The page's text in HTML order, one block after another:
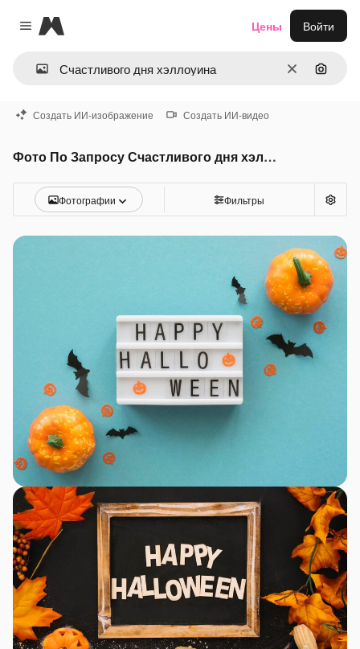
Close menu
Magnific
ОчиститьПоиск
Цены Войти
Создать ИИ-изображение Создать ИИ-видео
Фото По Запросу Счастливого дня хэллоуина
Фотографии Фильтры